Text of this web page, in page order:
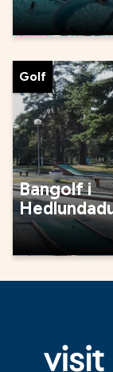
Golf
Bangolf i